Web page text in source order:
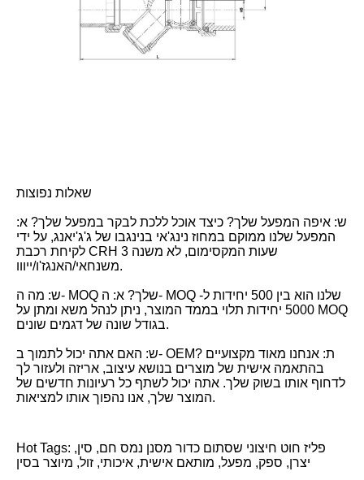
שאלות נפוצות
ש: איפה המפעל שלך? כיצד אוכל ללכת לבקר במפעל שלך? א:
המפעל שלנו ממוקם במחוז נינג'אי בנינגבו של ג'ג'יאנג, על ידי
לקיחת רכבת CRH 3 שעות המקסימום, לא משנה
משנחאי/האנגז'ו/ייווו.
ש: מה ה- MOQ שלך? א: ה- MOQ שלנו הוא בין 500 יחידות ל-
5000 יחידות תלוי בממד המוצר, ניתן לנהל משא ומתן על MOQ
בגודל שונה של דגמים שונים.
ש: האם אתה יכול לתמוך ב- OEM? ת: אנחנו מאוד מקצועיים
בהתאמה אישית של מוצרים בנושא עיצוב, אריזה ולעזור לך
לדחוף אותו בשוק שלך. אתה יכול לשתף כל רעיונות חדשים של
המוצר שלך, אנו נהפוך אותו למציאות.
Hot Tags: פליז חוט חיצוני שסתום כדור מסנן נמס חם, סין,
יצרן, ספק, מפעל, מותאם אישית, איכותי, זול, מיוצר בסין